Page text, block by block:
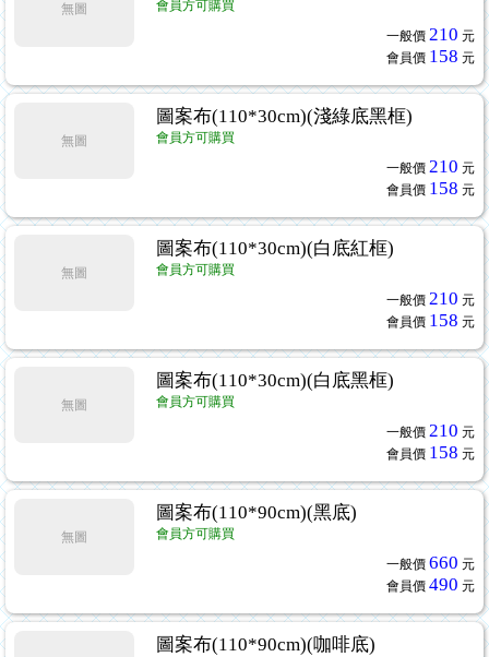
無圖
會員方可購買
一般價 210 元
會員價 158 元
無圖
圖案布(110*30cm)(淺綠底黑框)
會員方可購買
一般價 210 元
會員價 158 元
無圖
圖案布(110*30cm)(白底紅框)
會員方可購買
一般價 210 元
會員價 158 元
無圖
圖案布(110*30cm)(白底黑框)
會員方可購買
一般價 210 元
會員價 158 元
無圖
圖案布(110*90cm)(黑底)
會員方可購買
一般價 660 元
會員價 490 元
圖案布(110*90cm)(咖啡底)